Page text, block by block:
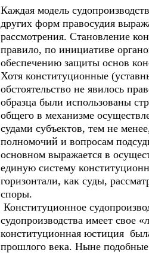
Каждая модель
других форм правосудия
рассмотрения. Становление
правило, по инициативе
обеспечению защиты основ
Хотя конституционные
обстоятельство не явилось
образца были использованы
общего в механизме
судами субъектов, тем не
полномочий и вопросам
основном выражается в
единую систему
горизонтали, как суды,
споры.
Конституционное
судопроизводства имеет свое
конституционная юстиция
прошлого века. Ныне